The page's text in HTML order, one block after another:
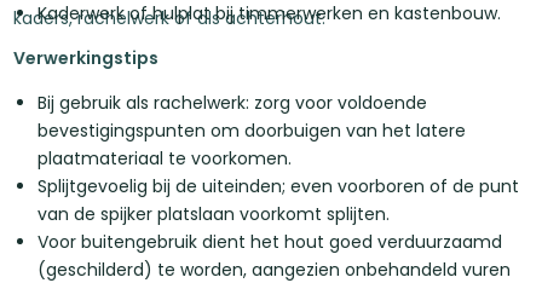
kaders, rachelwerk of als achterhout.
Kaderwerk of hulplat bij timmerwerken en kastenbouw.
Verwerkingstips
Bij gebruik als rachelwerk: zorg voor voldoende
bevestigingspunten om doorbuigen van het latere
plaatmateriaal te voorkomen.
Splijtgevoelig bij de uiteinden; even voorboren of de punt
van de spijker platslaan voorkomt splijten.
Voor buitengebruik dient het hout goed verduurzaamd
(geschilderd) te worden, aangezien onbehandeld vuren